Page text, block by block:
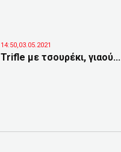
14:50,03.05.2021
Trifle με τσουρέκι, γιαού...